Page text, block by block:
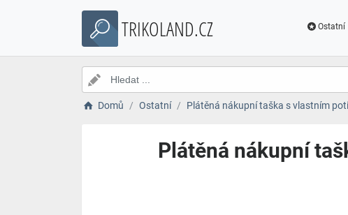
TRIKOLAND.CZ Ostatní
Domů Ostatní Plátěná nákupní taška s vlastním
Plátěná nákupní